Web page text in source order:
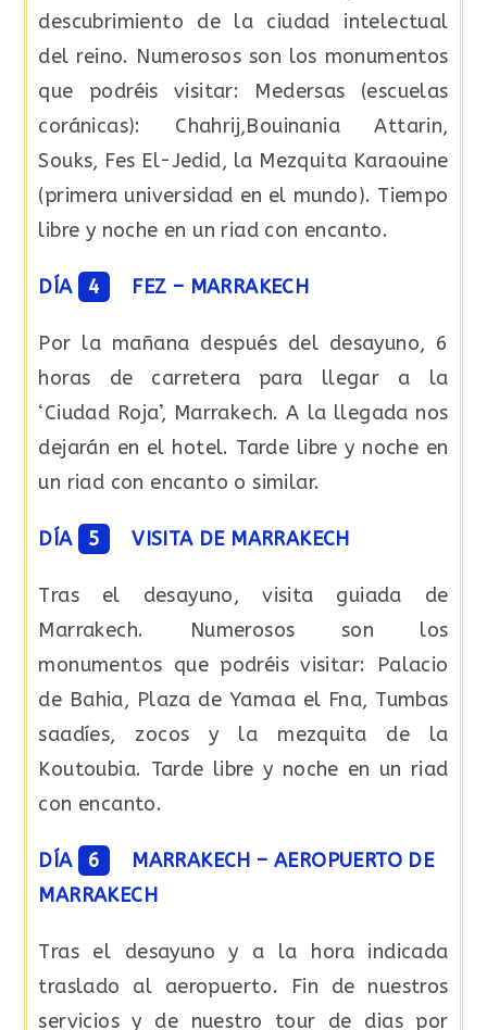
descubrimiento de la ciudad intelectual
del reino. Numerosos son los monumentos
que podréis visitar: Medersas (escuelas
coránicas): Chahrij,Bouinania Attarin,
Souks, Fes El-Jedid, la Mezquita Karaouine
(primera universidad en el mundo). Tiempo
libre y noche en un riad con encanto.
DÍA 4 FEZ – MARRAKECH
Por la mañana después del desayuno, 6
horas de carretera para llegar a la
‘Ciudad Roja’, Marrakech. A la llegada nos
dejarán en el hotel. Tarde libre y noche en
un riad con encanto o similar.
DÍA 5 VISITA DE MARRAKECH
Tras el desayuno, visita guiada de
Marrakech. Numerosos son los
monumentos que podréis visitar: Palacio
de Bahia, Plaza de Yamaa el Fna, Tumbas
saadíes, zocos y la mezquita de la
Koutoubia. Tarde libre y noche en un riad
con encanto.
DÍA 6
MARRAKECH – AEROPUERTO DE
MARRAKECH
Tras el desayuno y a la hora indicada
traslado al aeropuerto. Fin de nuestros
servicios y de nuestro tour de dias por